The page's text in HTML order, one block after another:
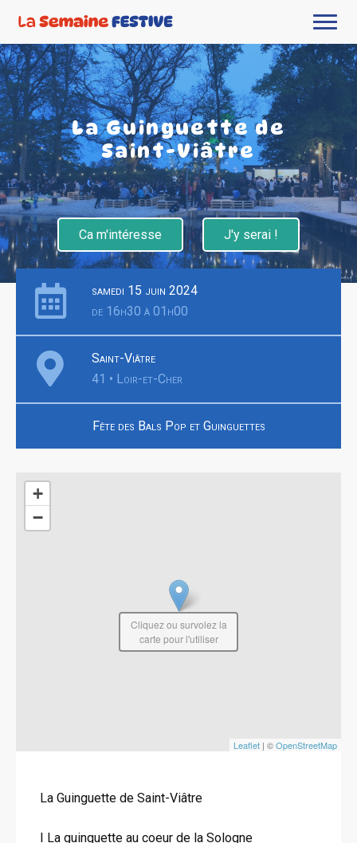
La Guinguette de
Saint-Viâtre
Ca m'intéresse J'y serai !
samedi 15 juin 2024
de 16h30 à 01h00
Saint-Viâtre
41 • Loir-et-Cher
Fête des Bals Pop et Guinguettes
+
−
Leaflet | ©OpenStreetMap
Cliquez ou survolez la
carte pour l'utiliser
La Guinguette de Saint-Viâtre
I La guinguette au coeur de la Sologne